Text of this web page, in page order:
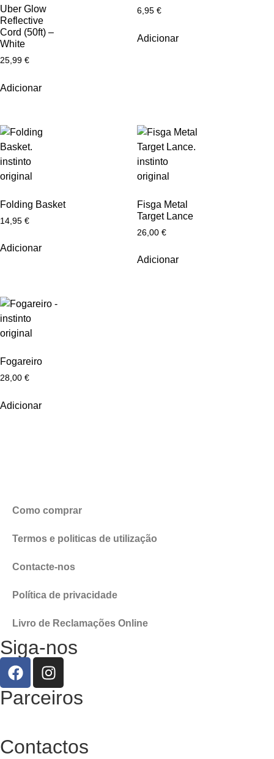
Uber Glow
Reflective
Cord (50ft) –
White
25,99 €
Adicionar
6,95 €
Adicionar
Folding Basket
14,95 €
Adicionar
Fisga Metal
Target Lance
26,00 €
Adicionar
Fogareiro
28,00 €
Adicionar
Como comprar
Termos e politicas de utilização
Contacte-nos
Política de privacidade
Livro de Reclamações Online
Siga-nos
Parceiros
Contactos